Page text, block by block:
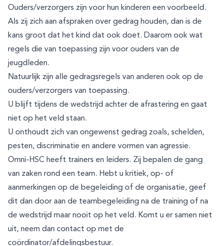
Ouders/verzorgers zijn voor hun kinderen een voorbeeld.
Als zij zich aan afspraken over gedrag houden, dan is de
kans groot dat het kind dat ook doet. Daarom ook wat
regels die van toepassing zijn voor ouders van de
jeugdleden.
Natuurlijk zijn alle gedragsregels van anderen ook op de
ouders/verzorgers van toepassing.
U blijft tijdens de wedstrijd achter de afrastering en gaat
niet op het veld staan.
U onthoudt zich van ongewenst gedrag zoals, schelden,
pesten, discriminatie en andere vormen van agressie.
Omni-HSC heeft trainers en leiders. Zij bepalen de gang
van zaken rond een team. Hebt u kritiek, op- of
aanmerkingen op de begeleiding of de organisatie, geef
dit dan door aan de teambegeleiding na de training of na
de wedstrijd maar nooit op het veld. Komt u er samen niet
uit, neem dan contact op met de
coördinator/afdelingsbestuur.